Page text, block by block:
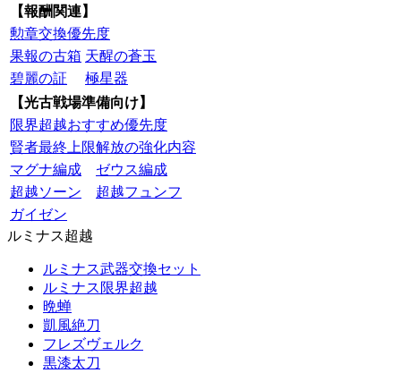
【報酬関連】
勲章交換優先度
果報の古箱 天醒の蒼玉
碧麗の証
極星器
【光古戦場準備向け】
限界超越おすすめ優先度
賢者最終上限解放の強化内容
マグナ編成
ゼウス編成
超越ソーン
超越フュンフ
ガイゼン
ルミナス超越
ルミナス武器交換セット
ルミナス限界超越
晩蝉
凱風絶刀
フレズヴェルク
黒漆太刀